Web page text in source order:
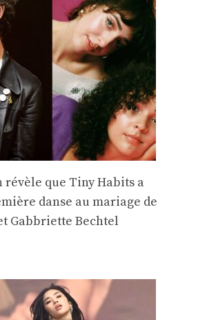
révèle que Tiny Habits a
danse au mariage de
Gabbriette Bechtel